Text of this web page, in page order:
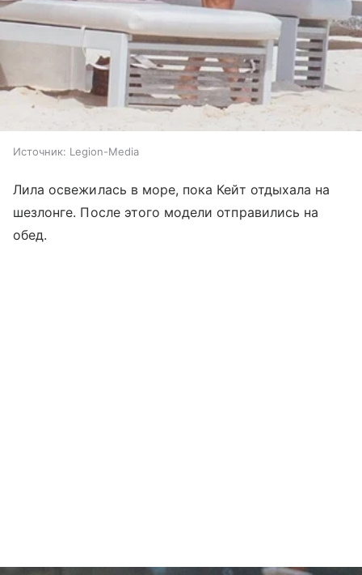
Источник: Legion-Media
Лила освежилась в море, пока Кейт отдыхала на
шезлонге. После этого модели отправились на
обед.